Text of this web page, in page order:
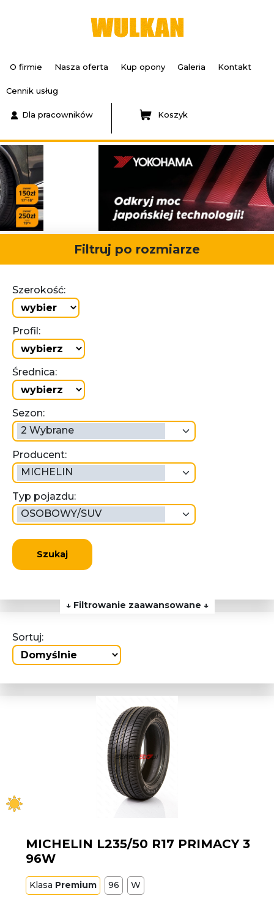
O firmie Nasza oferta Kup opony Galeria Kontakt
Cennik usług
Dla pracowników Koszyk
Filtruj po rozmiarze
Szerokość:
Profil:
Średnica:
Sezon:
2 Wybrane
Producent:
MICHELIN
Typ pojazdu:
OSOBOWY/SUV
Szukaj
↓ Filtrowanie zaawansowane ↓
Sortuj:
MICHELIN L235/50 R17 PRIMACY 3
96W
Klasa Premium 96 W